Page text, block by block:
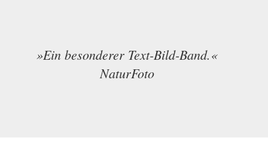
»Ein besonderer Text-Bild-Band.«
NaturFoto